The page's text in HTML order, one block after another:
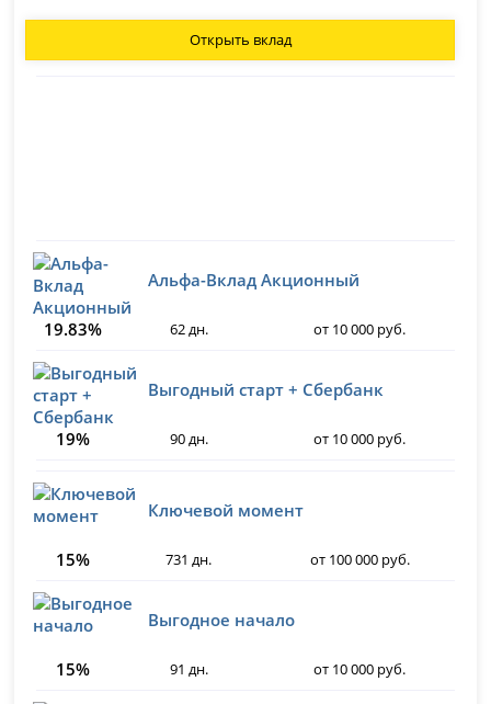
Открыть вклад
Альфа-Вклад Акционный
19.83% 62 дн. от 10 000 руб.
Выгодный старт + Сбербанк
19% 90 дн. от 10 000 руб.
Ключевой момент
15% 731 дн. от 100 000 руб.
Выгодное начало
15% 91 дн. от 10 000 руб.